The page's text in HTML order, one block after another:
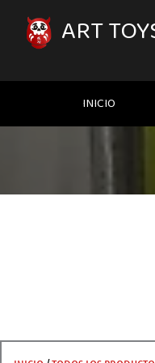
CONTENIDO ART
INICIO